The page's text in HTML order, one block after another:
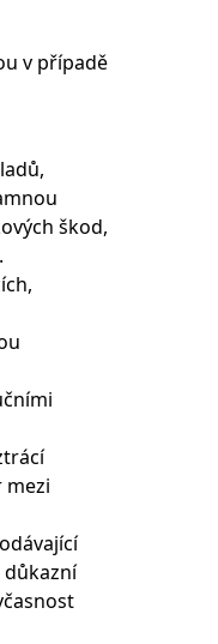
v případě
škod,
mezi
důkazní